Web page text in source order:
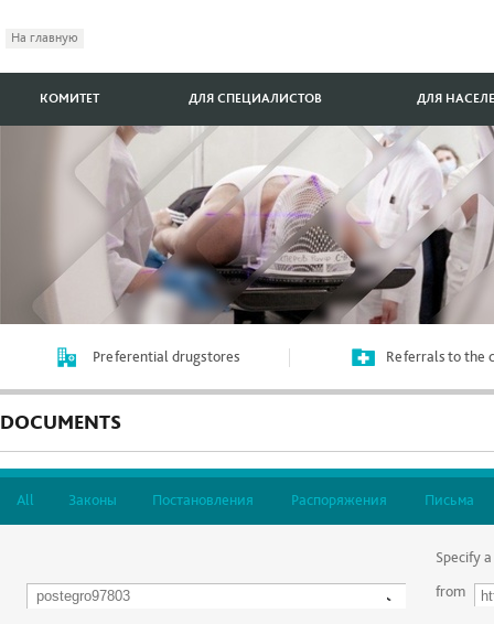
На главную
КОМИТЕТ ДЛЯ СПЕЦИАЛИСТОВ ДЛЯ
Preferential drugstores Referrals to the
DOCUMENTS
All Законы Постановления Распоряжения Письма
Specify
from